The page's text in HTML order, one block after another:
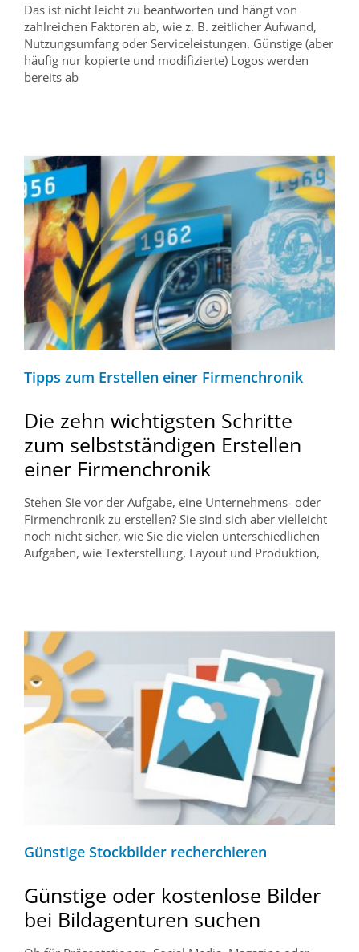
Das ist nicht leicht zu beantworten und hängt von
zahlreichen Faktoren ab, wie z. B. zeitlicher Aufwand,
Nutzungsumfang oder Serviceleistungen. Günstige (aber
häufig nur kopierte und modifizierte) Logos werden
bereits ab
Tipps zum Erstellen einer Firmenchronik
Die zehn wichtigsten Schritte
zum selbstständigen Erstellen
einer Firmenchronik
Stehen Sie vor der Aufgabe, eine Unternehmens- oder
Firmenchronik zu erstellen? Sie sind sich aber vielleicht
noch nicht sicher, wie Sie die vielen unterschiedlichen
Aufgaben, wie Texterstellung, Layout und Produktion,
Günstige Stockbilder recherchieren
Günstige oder kostenlose Bilder
bei Bildagenturen suchen